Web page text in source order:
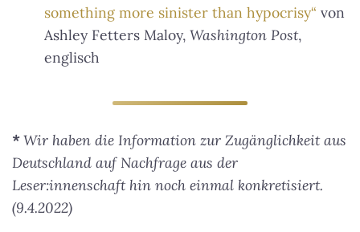
something more sinister than hypocrisy“ von
Ashley Fetters Maloy, Washington Post,
englisch
*Wir haben die Information zur Zugänglichkeit aus
Deutschland auf Nachfrage aus der
Leser:innenschaft hin noch einmal konkretisiert.
(9.4.2022)